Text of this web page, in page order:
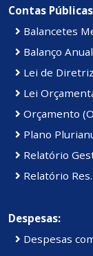
Contas
Balancetes
Balanço
Lei de
Lei
Orçamento
Plano
Relatório
Relatório
Despesas:
Despesas